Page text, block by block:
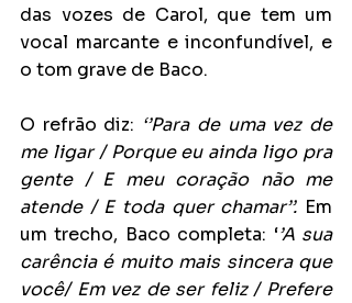
das vozes de Carol, que tem um
vocal marcante e inconfundível, e
o tom grave de Baco.
O refrão diz: ‘’Para de uma vez de
me ligar / Porque eu ainda ligo pra
gente / E meu coração não me
atende / E toda quer chamar’’. Em
um trecho, Baco completa: ‘’A sua
carência é muito mais sincera que
você/ Em vez de ser feliz / Prefere